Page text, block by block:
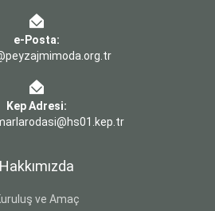
e-Posta:
Kep Adresi:
Hakkımızda
ve Amaç